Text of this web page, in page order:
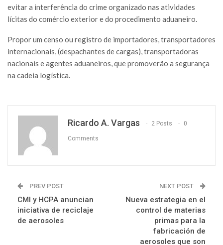
evitar a interferência do crime organizado nas atividades
lícitas do comércio exterior e do procedimento aduaneiro.
Propor um censo ou registro de importadores, transportadores
internacionais, (despachantes de cargas), transportadoras
nacionais e agentes aduaneiros, que promoverão a segurança
na cadeia logística.
Ricardo A. Vargas 2 Posts 0
Comments
PREV POST
CMI y HCPA anuncian
iniciativa de reciclaje
de aerosoles
NEXT POST
Nueva estrategia en el
control de materias
primas para la
fabricación de
aerosoles que son